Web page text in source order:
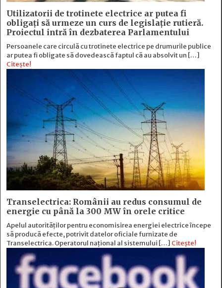
Utilizatorii de trotinete electrice ar putea fi
obligați să urmeze un curs de legislație rutieră.
Proiectul intră în dezbaterea Parlamentului
Persoanele care circulă cu trotinete electrice pe drumurile publice
ar putea fi obligate să dovedească faptul că au absolvit un […]
Citește!
Transelectrica: Românii au redus consumul de
energie cu până la 300 MW în orele critice
Apelul autorităților pentru economisirea energiei electrice începe
să producă efecte, potrivit datelor oficiale furnizate de
Transelectrica. Operatorul național al sistemului […] Citește!